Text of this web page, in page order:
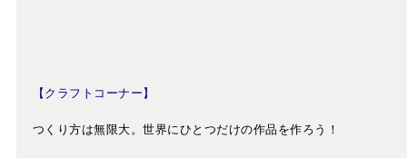
【クラフトコーナー】
つくり方は無限大。世界にひとつだけの作品を作ろう！